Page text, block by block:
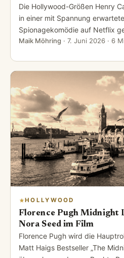
Die Hollywood-Größen Henry
in einer mit Spannung
Spionagekomödie auf Netflix
Maik Möhring · 7. Juni 2026 · 6
HOLLYWOOD
Florence Pugh Midnight
Nora Seed im Film
Florence Pugh wird die
Matt Haigs Bestseller „The